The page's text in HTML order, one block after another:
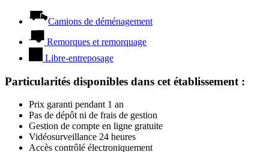
Camions de déménagement
Remorques et remorquage
Libre-entreposage
Particularités disponibles dans cet établissement :
Prix garanti pendant 1 an
Pas de dépôt ni de frais de gestion
Gestion de compte en ligne gratuite
Vidéosurveillance 24 heures
Accès contrôlé électroniquement